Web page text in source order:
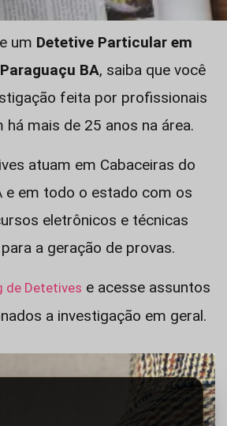
um Detetive Particular em
BA, saiba que você
feita por profissionais
há mais de 25 anos na área.
atuam em Cabaceiras do
e em todo o estado com os
eletrônicos e técnicas
a geração de provas.
de Detetives e acesse assuntos
a investigação em geral.